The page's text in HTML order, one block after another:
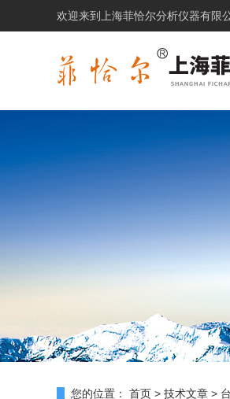
欢迎来到上海菲恰尔分析仪器有限
您的位置： 首页 > 技术文章 >